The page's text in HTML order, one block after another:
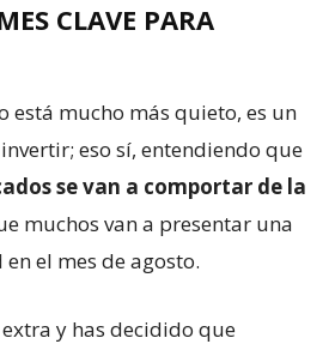
CLAVE PARA
está mucho más quieto, es un
eso sí, entendiendo que
se van a comportar de la
muchos van a presentar una
el mes de agosto.
y has decidido que